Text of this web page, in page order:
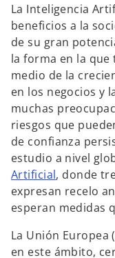
La Inteligencia
beneficios a la
de su gran
la forma en la que
medio de la
en los negocios y
muchas
riesgos que
de confianza
estudio a nivel
Artificial, donde
expresan recelo
esperan medidas
La Unión Europea
en este ámbito,